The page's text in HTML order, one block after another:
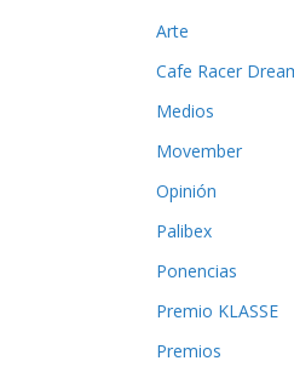
Arte
Cafe Racer
Medios
Movember
Opinión
Palibex
Ponencias
Premio KLASSE
Premios